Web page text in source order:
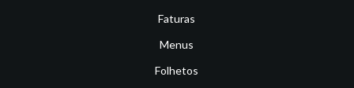
Faturas
Menus
Folhetos